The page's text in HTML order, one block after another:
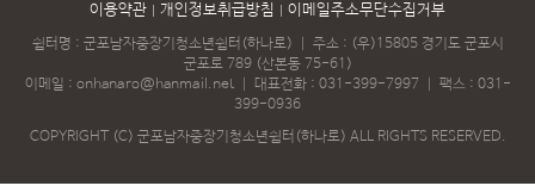
이용약관 개인정보취급방침 이메일주소무단수집거부
쉼터명 : 군포남자중장기청소년쉼터(하나로)
주소 : (우)15805 경기도 군포시
군포로 789 (산본동 75-61)
이메일 : onhanaro@hanmail.net｜ 대표전화 : 031-399-7997
팩스 : 031-
399-0936
COPYRIGHT (C) 군포남자중장기청소년쉼터(하나로) ALL RIGHTS RESERVED.